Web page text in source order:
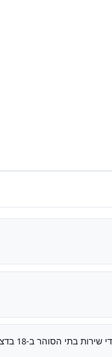
הסוהר ב-18 בדצמבר 2011.